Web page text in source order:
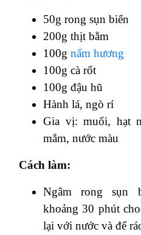
50g rong sụn biển
200g thịt bằm
100g nấm hương
100g cà rốt
100g đậu hũ
Hành lá, ngò rí
Gia vị: muối, hạt
mắm, nước màu
Cách làm:
Ngâm rong sụn
khoảng 30 phút
lại với nước và để